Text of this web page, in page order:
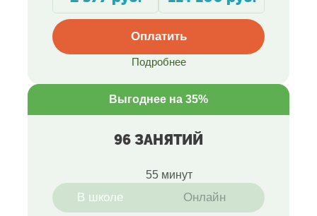
Оплатить
Подробнее
Выгоднее на 35%
96 ЗАНЯТИЙ
55 минут
В школе Онлайн